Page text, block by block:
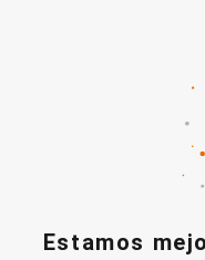
Estamos